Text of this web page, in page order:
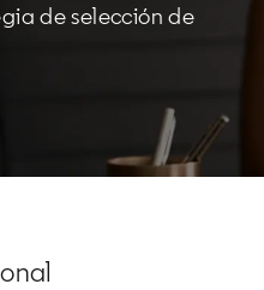
de selección de